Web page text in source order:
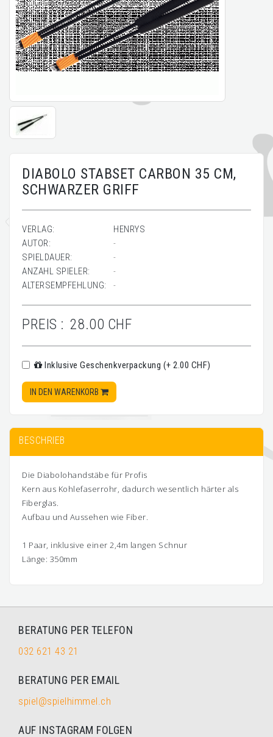
DIABOLO STABSET CARBON 35 CM,
SCHWARZER GRIFF
VERLAG:
HENRYS
AUTOR:
-
SPIELDAUER:
-
ANZAHL SPIELER:
-
ALTERSEMPFEHLUNG:
-
PREIS : 28.00 CHF
Inklusive Geschenkverpackung (+ 2.00 CHF)
IN DEN WARENKORB
BESCHRIEB
Die Diabolohandstäbe für Profis
Kern aus Kohlefaserrohr, dadurch wesentlich härter als
Fiberglas.
Aufbau und Aussehen wie Fiber.
1 Paar, inklusive einer 2,4m langen Schnur
Länge: 350mm
BERATUNG PER TELEFON
032 621 43 21
BERATUNG PER EMAIL
spiel@spielhimmel.ch
AUF INSTAGRAM FOLGEN